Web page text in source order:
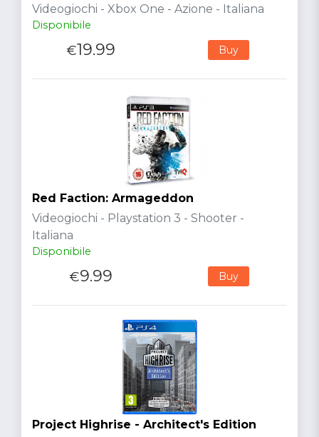
Videogiochi - Xbox One - Azione - Italiana
Disponibile
€19.99 Buy
Red Faction: Armageddon
Videogiochi - Playstation 3 - Shooter -
Italiana
Disponibile
€9.99 Buy
Project Highrise - Architect's Edition